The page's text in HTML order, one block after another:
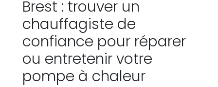
Brest : trouver un
chauffagiste de
confiance pour réparer
ou entretenir votre
pompe à chaleur